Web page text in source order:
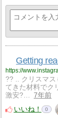
Getting
https://
?? .. クリスマス
てきた材料でク
激安?…
7年前
いいね！
0